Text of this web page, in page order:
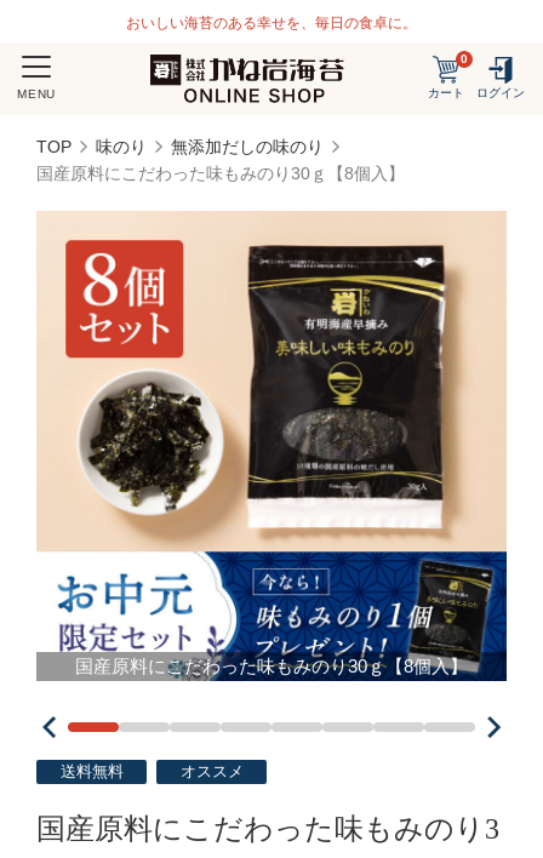
おいしい海苔のある幸せを、毎日の食卓に。
MENU カート
0
ログイン
TOP 味のり
無添加だしの味のり
国産原料にこだわった味もみのり30ｇ【8個入】
国産原料にこだわった味もみのり30ｇ【8個入】
送料無料 オススメ
国産原料にこだわった味もみのり3